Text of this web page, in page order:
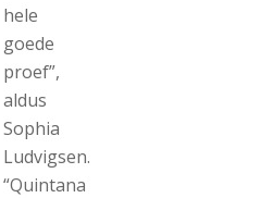
hele
goede
proef”,
aldus
Sophia
Ludvigsen.
“Quintana